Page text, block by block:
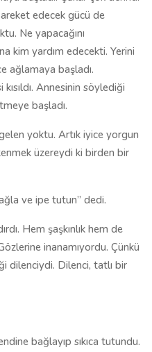
edecek gücü de
Ne yapacağını
kim yardım edecekti. Yerini
ağlamaya başladı.
Annesinin söylediği
başladı.
yoktu. Artık iyice yorgun
üzereydi ki birden bir
ve ipe tutun” dedi.
Hem şaşkınlık hem de
inanamıyordu. Çünkü
dilenciydi. Dilenci, tatlı bir
bağlayıp sıkıca tutundu.